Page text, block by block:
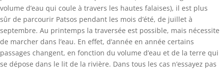
volume d’eau qui coule à travers les hautes falaises), il est plus
sûr de parcourir Patsos pendant les mois d’été, de juillet à
septembre. Au printemps la traversée est possible, mais nécessite
de marcher dans l’eau. En effet, d’année en année certains
passages changent, en fonction du volume d’eau et de la terre qui
se dépose dans le lit de la rivière. Dans tous les cas n’essayez pas